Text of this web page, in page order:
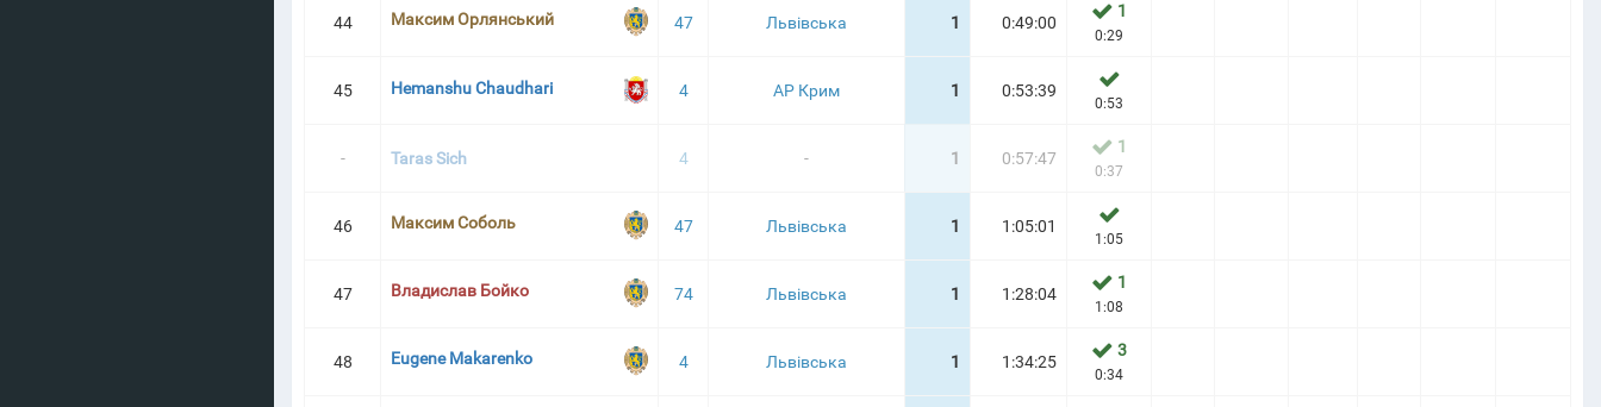
44 Максим Орлянський 47 Львівська 1 0:49:00
1
0:29
45 Hemanshu Chaudhari 4 АР Крим 1 0:53:39
0:53
- Taras Sich 4 - 1 0:57:47
1
0:37
46 Максим Соболь 47 Львівська 1 1:05:01
1:05
47 Владислав Бойко 74 Львівська 1 1:28:04
1
1:08
48 Eugene Makarenko 4 Львівська 1 1:34:25
3
0:34